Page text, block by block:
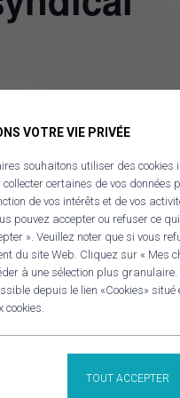
VOTRE VIE PRIVÉE
souhaitons utiliser des
collecter certaines de vos
de vos intérêts et de vos
pouvez accepter ou refuser ce
». Veuillez noter que si vous
du site Web. Cliquez sur «
à une sélection plus
depuis le lien «Cookies»
cookies.
TOUT ACCEPTER
:
8
:
- 18:00